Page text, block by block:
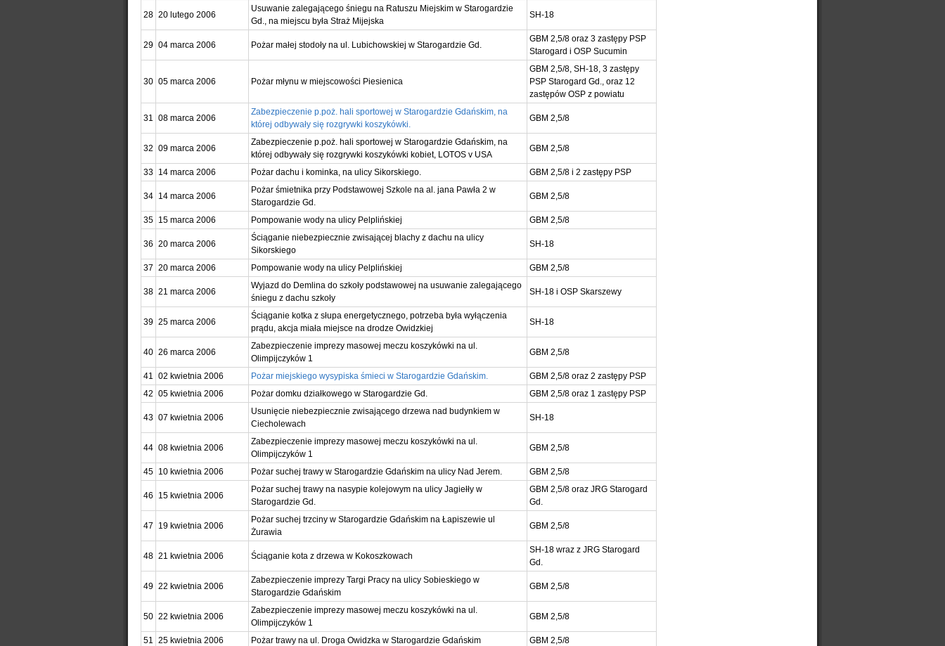
28 20 lutego 2006
Usuwanie zalegającego śniegu na Ratuszu Miejskim w Starogardzie
Gd., na miejscu była Straż Mijejska
SH-18
29 04 marca 2006 Pożar małej stodoły na ul. Lubichowskiej w Starogardzie Gd.
GBM 2,5/8 oraz 3 zastępy PSP
Starogard i OSP Sucumin
30 05 marca 2006 Pożar młynu w miejscowości Piesienica
GBM 2,5/8, SH-18, 3 zastępy
PSP Starogard Gd., oraz 12
zastępów OSP z powiatu
31 08 marca 2006
Zabezpieczenie p.poż. hali sportowej w Starogardzie Gdańskim, na
której odbywały się rozgrywki koszykówki.
GBM 2,5/8
32 09 marca 2006
Zabezpieczenie p.poż. hali sportowej w Starogardzie Gdańskim, na
której odbywały się rozgrywki koszykówki kobiet, LOTOS v USA
GBM 2,5/8
33 14 marca 2006 Pożar dachu i kominka, na ulicy Sikorskiego. GBM 2,5/8 i 2 zastępy PSP
34 14 marca 2006
Pożar śmietnika przy Podstawowej Szkole na al. jana Pawła 2 w
Starogardzie Gd.
GBM 2,5/8
35 15 marca 2006 Pompowanie wody na ulicy Pelplińskiej GBM 2,5/8
36 20 marca 2006
Ściąganie niebezpiecznie zwisającej blachy z dachu na ulicy
Sikorskiego
SH-18
37 20 marca 2006 Pompowanie wody na ulicy Pelplińskiej GBM 2,5/8
38 21 marca 2006
Wyjazd do Demlina do szkoły podstawowej na usuwanie zalegającego
śniegu z dachu szkoły
SH-18 i OSP Skarszewy
39 25 marca 2006
Ściąganie kotka z słupa energetycznego, potrzeba była wyłączenia
prądu, akcja miała miejsce na drodze Owidzkiej
SH-18
40 26 marca 2006
Zabezpieczenie imprezy masowej meczu koszykówki na ul.
Olimpijczyków 1
GBM 2,5/8
41 02 kwietnia 2006 Pożar miejskiego wysypiska śmieci w Starogardzie Gdańskim.
GBM 2,5/8 oraz 2 zastępy PSP
42 05 kwietnia 2006 Pożar domku działkowego w Starogardzie Gd. GBM 2,5/8 oraz 1 zastępy PSP
43 07 kwietnia 2006
Usunięcie niebezpiecznie zwisającego drzewa nad budynkiem w
Ciecholewach
SH-18
44 08 kwietnia 2006
Zabezpieczenie imprezy masowej meczu koszykówki na ul.
Olimpijczyków 1
GBM 2,5/8
45 10 kwietnia 2006 Pożar suchej trawy w Starogardzie Gdańskim na ulicy Nad Jerem. GBM 2,5/8
46 15 kwietnia 2006
Pożar suchej trawy na nasypie kolejowym na ulicy Jagiełły w
Starogardzie Gd.
GBM 2,5/8 oraz JRG Starogard
Gd.
47 19 kwietnia 2006
Pożar suchej trzciny w Starogardzie Gdańskim na Łapiszewie ul
Żurawia
GBM 2,5/8
48 21 kwietnia 2006 Ściąganie kota z drzewa w Kokoszkowach
SH-18 wraz z JRG Starogard
Gd.
49 22 kwietnia 2006
Zabezpieczenie imprezy Targi Pracy na ulicy Sobieskiego w
Starogardzie Gdańskim
GBM 2,5/8
50 22 kwietnia 2006
Zabezpieczenie imprezy masowej meczu koszykówki na ul.
Olimpijczyków 1
GBM 2,5/8
51 25 kwietnia 2006 Pożar trawy na ul. Droga Owidzka w Starogardzie Gdańskim GBM 2,5/8